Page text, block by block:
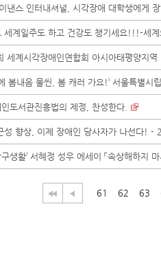
낸스 인터내셔널, 시각장애 대학생에게
세계일주도 하고 건강도 챙기세요!!!-세
세계시각장애인연합회 아시아태평양지
봄내음 물씬, 봄 캐러 가요!’ 서울특별시
도서관진흥법의 제정, 찬성한다.
성 향상, 이제 장애인 당사자가 나선다! -
생활’ 서혜정 성우 에세이 「속상해하지 마
61 62 63